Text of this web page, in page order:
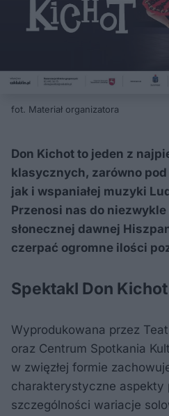
fot. Materiał organizatora
Don Kichot to jeden z
klasycznych, zarówno
jak i wspaniałej muzyki
Przenosi nas do
słonecznej dawnej
czerpać ogromne ilości
Spektakl Don Kichot
Wyprodukowana przez
oraz Centrum Spotkania
w zwięzłej formie
charakterystyczne aspekty
szczególności wariacje